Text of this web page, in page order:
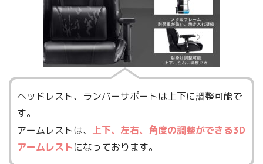
ヘッドレスト、ランバーサポートは上下に調整可能で
す。
アームレストは、 上下、左右、角度の調整ができる3D
アームレストになっております。